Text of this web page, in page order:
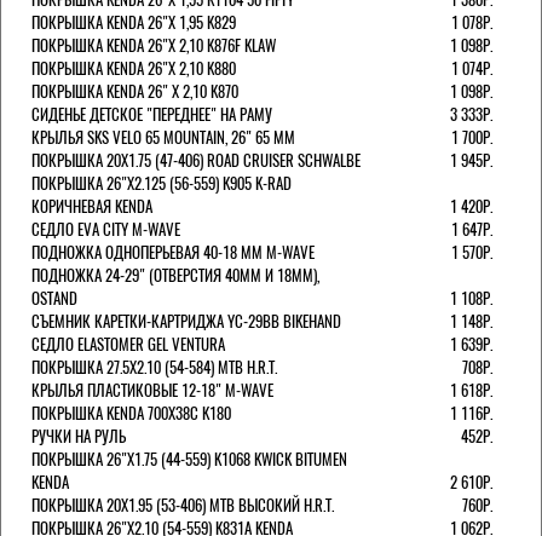
ПОКРЫШКА KENDA 26"Х 1,95 K829
1 078Р.
ПОКРЫШКА KENDA 26"Х 2,10 K876F KLAW
1 098Р.
ПОКРЫШКА KENDA 26"Х 2,10 K880
1 074Р.
ПОКРЫШКА KENDA 26" Х 2,10 K870
1 098Р.
СИДЕНЬЕ ДЕТСКОЕ "ПЕРЕДНЕЕ" НА РАМУ
3 333Р.
КРЫЛЬЯ SKS VELO 65 MOUNTAIN, 26" 65 ММ
1 700Р.
ПОКРЫШКА 20X1.75 (47-406) ROAD CRUISER SCHWALBE
1 945Р.
ПОКРЫШКА 26"Х2.125 (56-559) K905 K-RAD
КОРИЧНЕВАЯ KENDA
1 420Р.
СЕДЛО EVA CITY M-WAVE
1 647Р.
ПОДНОЖКА ОДНОПЕРЬЕВАЯ 40-18 ММ M-WAVE
1 570Р.
ПОДНОЖКА 24-29" (ОТВЕРСТИЯ 40ММ И 18ММ),
OSTAND
1 108Р.
СЪЕМНИК КАРЕТКИ-КАРТРИДЖА YC-29BB BIKEHAND
1 148Р.
СЕДЛО ELASTOMER GEL VENTURA
1 639Р.
ПОКРЫШКА 27.5X2.10 (54-584) MTB H.R.T.
708Р.
КРЫЛЬЯ ПЛАСТИКОВЫЕ 12-18" M-WAVE
1 618Р.
ПОКРЫШКА KENDA 700Х38С K180
1 116Р.
РУЧКИ НА РУЛЬ
452Р.
ПОКРЫШКА 26"Х1.75 (44-559) K1068 KWICK BITUMEN
KENDA
2 610Р.
ПОКРЫШКА 20X1.95 (53-406) MTB ВЫСОКИЙ H.R.T.
760Р.
ПОКРЫШКА 26"Х2.10 (54-559) K831A KENDA
1 062Р.